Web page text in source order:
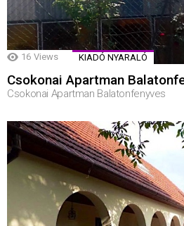
16 Views KIADÓ NYARALÓ
Csokonai Apartman
Csokonai Apartman Balatonfenyves